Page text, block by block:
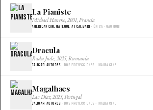
La Pianiste
Michael Haneke, 2001, Francia
American Cinemateque at Caligari · Única · Gaumont
Dracula
Radu Jude, 2025, Rumania
Caligari Autores · Dos proyecciones · Malba Cine
Magalhaes
Lav Diaz, 2025, Portugal
Caligari Autores · Dos proyecciones · Malba Cine